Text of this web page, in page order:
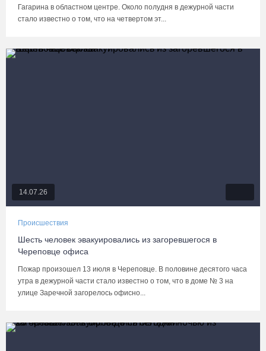
Гагарина в областном центре. Около полудня в дежурной части
стало известно о том, что на четвертом эт...
14.07.26
Происшествия
Шесть человек эвакуировались из загоревшегося в
Череповце офиса
Пожар произошел 13 июля в Череповце. В половине десятого часа
утра в дежурной части стало известно о том, что в доме № 3 на
улице Заречной загорелось офисно...